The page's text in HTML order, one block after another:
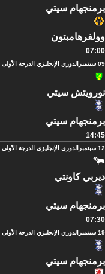
برمنجهام سيتي
وولفرهامبتون
07:00
09 سبتمبر الدوري الإنجليزي الدرجة الأولى
نورويتش سيتي
برمنجهام سيتي
14:45
12 سبتمبر الدوري الإنجليزي الدرجة الأولى
ديربي كاونتي
برمنجهام سيتي
07:30
19 سبتمبر الدوري الإنجليزي الدرجة الأولى
برمنجهام سيتي